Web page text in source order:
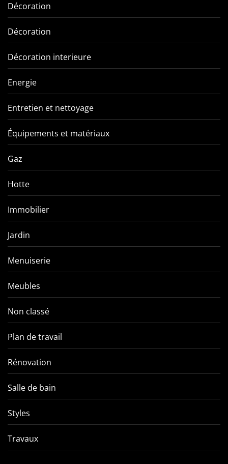
Décoration
Décoration
Décoration interieure
Energie
Entretien et nettoyage
Équipements et matériaux
Gaz
Hotte
Immobilier
Jardin
Menuiserie
Meubles
Non classé
Plan de travail
Rénovation
Salle de bain
Styles
Travaux